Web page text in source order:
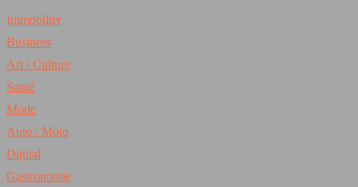
Immobilier
Business
Art / Culture
Santé
Mode
Auto / Moto
Digital
Gastronomie